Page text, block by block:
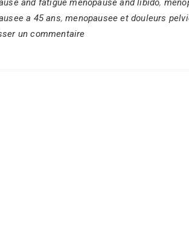
and fatigue menopause and libido,
a 45 ans,menopausee et douleurs
un commentaire